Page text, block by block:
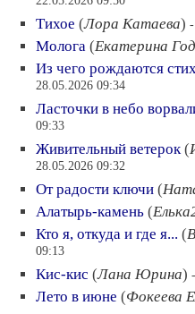
Тихое (Лора Катаева)
Молога (Екатерина
Из чего рождаются
28.05.2026 09:34
Ласточки в небо
09:33
Живительный ветерок(
28.05.2026 09:32
От радости ключи (
Алатырь-камень (
Кто я, откуда и где я... (
09:13
Кис-кис (Лана Юрина)
Лето в июне (Фокеева